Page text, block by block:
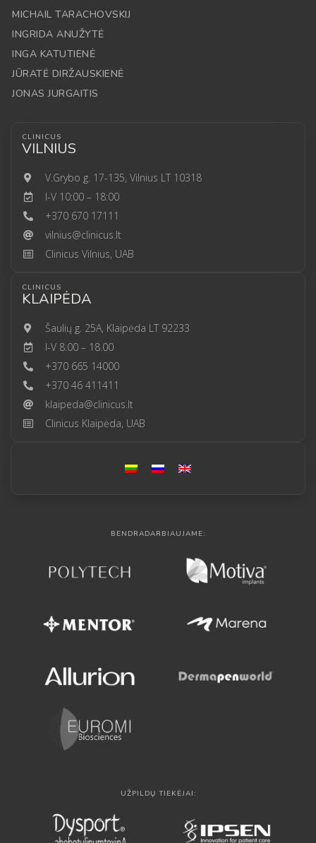
MICHAIL TARACHOVSKIJ
INGRIDA ANUŽYTĖ
INGA KATUTIENĖ
JŪRATĖ DIRŽAUSKIENĖ
JONAS JURGAITIS
CLINICUS
VILNIUS
V.Grybo g. 17-135, Vilnius LT 10318
I-V 10:00 – 18:00
+370 670 17111
vilnius@clinicus.lt
Clinicus Vilnius, UAB
CLINICUS
KLAIPĖDA
Šaulių g. 25A, Klaipėda LT 92233
I-V 8.00 – 18.00
+370 665 14000
+370 46 411411
klaipeda@clinicus.lt
Clinicus Klaipėda, UAB
BENDRADARBIAUJAME:
UŽPILDŲ TIEKĖJAI: